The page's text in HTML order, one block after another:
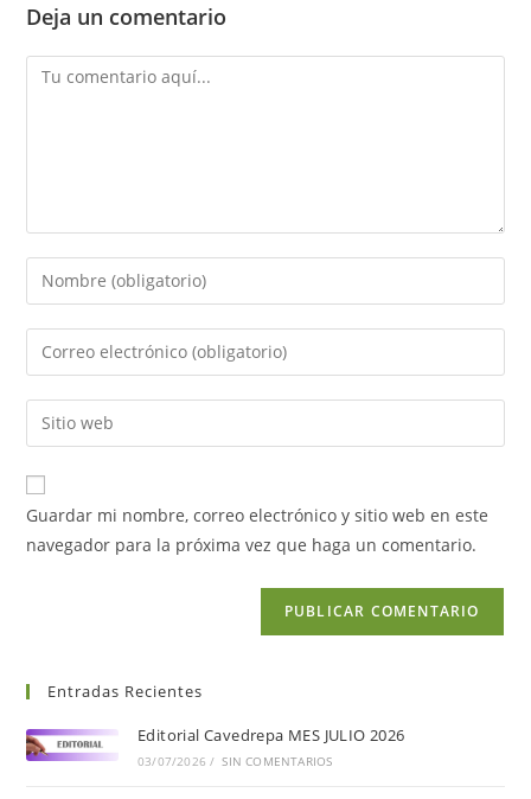
Deja un comentario
Guardar mi nombre, correo electrónico y sitio web en este
navegador para la próxima vez que haga un comentario.
Entradas Recientes
Editorial Cavedrepa MES JULIO 2026
03/07/2026 / SIN COMENTARIOS